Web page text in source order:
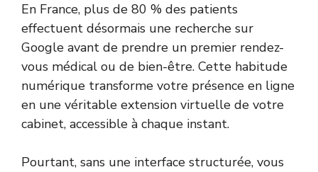
En France, plus de 80 % des patients
effectuent désormais une recherche sur
Google avant de prendre un premier rendez-
vous médical ou de bien-être. Cette habitude
numérique transforme votre présence en ligne
en une véritable extension virtuelle de votre
cabinet, accessible à chaque instant.
Pourtant, sans une interface structurée, vous